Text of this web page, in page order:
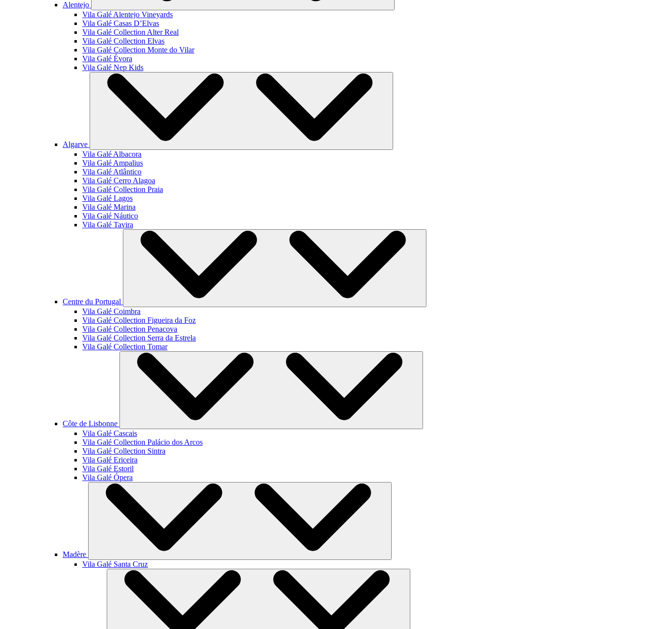
Alentejo
Vila Galé Alentejo Vineyards
Vila Galé Casas D’Elvas
Vila Galé Collection Alter Real
Vila Galé Collection Elvas
Vila Galé Collection Monte do Vilar
Vila Galé Évora
Vila Galé Nep Kids
Algarve
Vila Galé Albacora
Vila Galé Ampalius
Vila Galé Atlântico
Vila Galé Cerro Alagoa
Vila Galé Collection Praia
Vila Galé Lagos
Vila Galé Marina
Vila Galé Náutico
Vila Galé Tavira
Centre du Portugal
Vila Galé Coimbra
Vila Galé Collection Figueira da Foz
Vila Galé Collection Penacova
Vila Galé Collection Serra da Estrela
Vila Galé Collection Tomar
Côte de Lisbonne
Vila Galé Cascais
Vila Galé Collection Palácio dos Arcos
Vila Galé Collection Sintra
Vila Galé Ericeira
Vila Galé Estoril
Vila Galé Ópera
Madère
Vila Galé Santa Cruz